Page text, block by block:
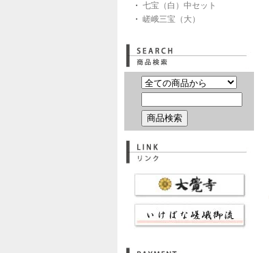
・ 七宝（白）中セット
・ 嵯峨三宝（大）